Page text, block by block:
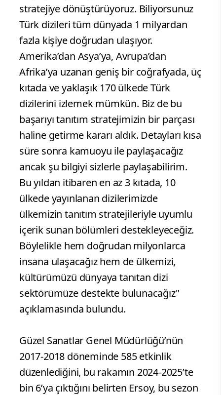
stratejiye dönüştürüyoruz. Biliyorsunuz
Türk dizileri tüm dünyada 1 milyardan
fazla kişiye doğrudan ulaşıyor.
Amerika’dan Asya’ya, Avrupa’dan
Afrika’ya uzanan geniş bir coğrafyada, üç
kıtada ve yaklaşık 170 ülkede Türk
dizilerini izlemek mümkün. Biz de bu
başarıyı tanıtım stratejimizin bir parçası
haline getirme kararı aldık. Detayları kısa
süre sonra kamuoyu ile paylaşacağız
ancak şu bilgiyi sizlerle paylaşabilirim.
Bu yıldan itibaren en az 3 kıtada, 10
ülkede yayınlanan dizilerimizde
ülkemizin tanıtım stratejileriyle uyumlu
içerik sunan bölümleri destekleyeceğiz.
Böylelikle hem doğrudan milyonlarca
insana ulaşacağız hem de ülkemizi,
kültürümüzü dünyaya tanıtan dizi
sektörümüze destekte bulunacağız"
açıklamasında bulundu.
Güzel Sanatlar Genel Müdürlüğü’nün
2017-2018 döneminde 585 etkinlik
düzenlediğini, bu rakamın 2024-2025’te
bin 6’ya çıktığını belirten Ersoy, bu sezon